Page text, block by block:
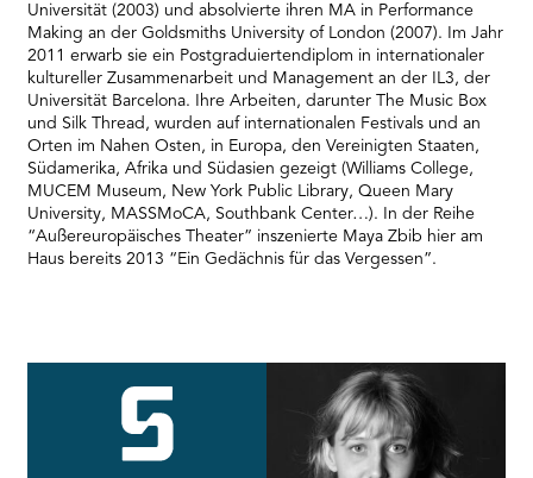
Universität (2003) und absolvierte ihren MA in Performance
Making an der Goldsmiths University of London (2007). Im Jahr
2011 erwarb sie ein Postgraduiertendiplom in internationaler
kultureller Zusammenarbeit und Management an der IL3, der
Universität Barcelona. Ihre Arbeiten, darunter The Music Box
und Silk Thread, wurden auf internationalen Festivals und an
Orten im Nahen Osten, in Europa, den Vereinigten Staaten,
Südamerika, Afrika und Südasien gezeigt (Williams College,
MUCEM Museum, New York Public Library, Queen Mary
University, MASSMoCA, Southbank Center…). In der Reihe
“Außereuropäisches Theater” inszenierte Maya Zbib hier am
Haus bereits 2013 “Ein Gedächnis für das Vergessen”.